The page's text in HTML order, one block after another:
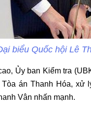
biểu Quốc hội Lê
Ủy ban Kiểm tra
án Thanh Hóa, xử
Vân nhấn mạnh.